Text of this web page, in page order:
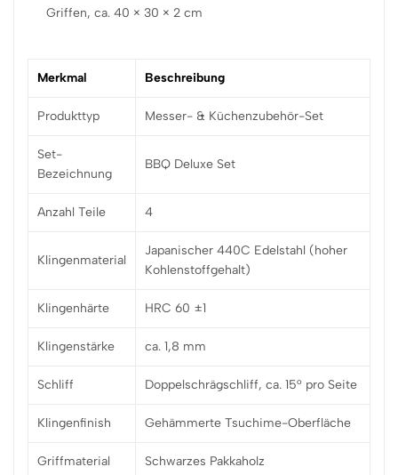
Griffen, ca. 40 × 30 × 2 cm
Merkmal Beschreibung
Produkttyp Messer- & Küchenzubehör-Set
Set-
Bezeichnung
BBQ Deluxe Set
Anzahl Teile 4
Klingenmaterial
Japanischer 440C Edelstahl (hoher
Kohlenstoffgehalt)
Klingenhärte HRC 60 ±1
Klingenstärke ca. 1,8 mm
Schliff Doppelschrägschliff, ca. 15° pro Seite
Klingenfinish Gehämmerte Tsuchime-Oberfläche
Griffmaterial Schwarzes Pakkaholz